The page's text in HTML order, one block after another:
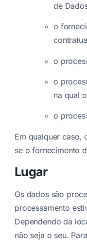
de
o
o
o
na qual
o
Em qualquer caso,
se o fornecimento
Lugar
Os dados são
processamento
Dependendo da
não seja o seu.